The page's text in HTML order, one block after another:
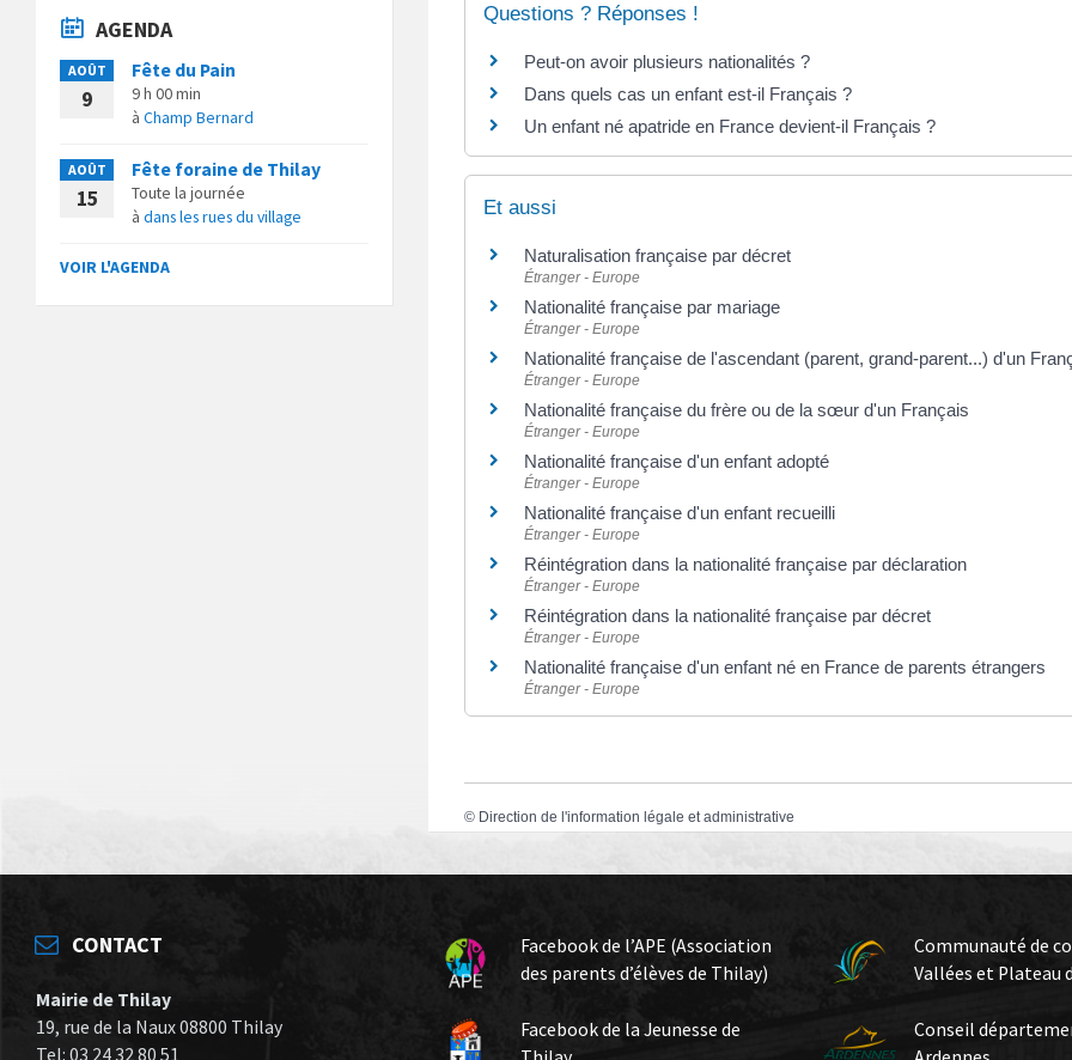
Questions ? Réponses !
Peut-on avoir plusieurs nationalités ?
Dans quels cas un enfant est-il Français ?
Un enfant né apatride en France devient-il Français ?
Et aussi
Naturalisation française par décret
Étranger - Europe
Nationalité française par mariage
Étranger - Europe
Nationalité française de l'ascendant (parent, grand-parent...) d'un
Étranger - Europe
Nationalité française du frère ou de la sœur d'un Français
Étranger - Europe
Nationalité française d'un enfant adopté
Étranger - Europe
Nationalité française d'un enfant recueilli
Étranger - Europe
Réintégration dans la nationalité française par déclaration
Étranger - Europe
Réintégration dans la nationalité française par décret
Étranger - Europe
Nationalité française d'un enfant né en France de parents étrangers
Étranger - Europe
© Direction de l'information légale et administrative
AGENDA
AOÛT
9
Fête du Pain
9 h 00 min
à Champ Bernard
AOÛT
15
Fête foraine de Thilay
Toute la journée
à dans les rues du village
VOIR L'AGENDA
CONTACT
Mairie de Thilay
19, rue de la Naux 08800 Thilay
Tel: 03 24 32 80 51
Facebook de l’APE (Association
des parents d’élèves de Thilay)
Facebook de la Jeunesse de
Communauté de
Vallées et Plateau
Conseil